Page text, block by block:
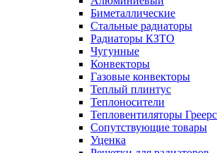
Биметаллические
Стальные радиаторы
Радиаторы КЗТО
Чугунные
Конвекторы
Газовые конвекторы
Теплый плинтус
Теплоносители
Тепловентиляторы Греерс
Сопутствующие товары
Уценка